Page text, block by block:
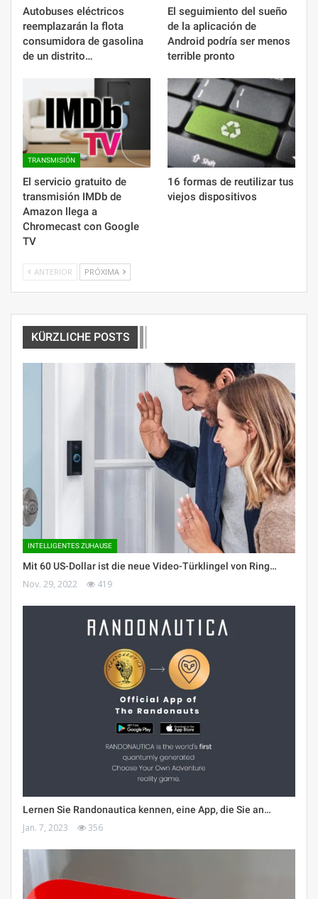
Autobuses eléctricos
reemplazarán la flota
consumidora de gasolina
de un distrito…
El seguimiento del sueño
de la aplicación de
Android podría ser menos
terrible pronto
TRANSMISIÓN
El servicio gratuito de
transmisión IMDb de
Amazon llega a
Chromecast con Google
TV
16 formas de reutilizar tus
viejos dispositivos
ANTERIOR PRÓXIMA
KÜRZLICHE POSTS
INTELLIGENTES ZUHAUSE
Mit 60 US-Dollar ist die neue Video-Türklingel von Ring…
Nov. 29, 2022 419
Lernen Sie Randonautica kennen, eine App, die Sie an…
Jan. 7, 2023 356